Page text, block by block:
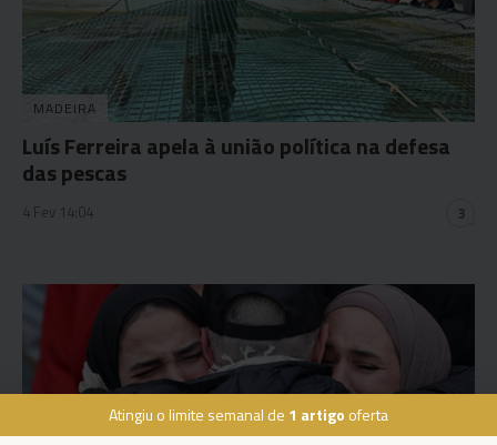
Atingiu o limite semanal de 1 artigo oferta
MADEIRA
Luís Ferreira apela à união política na defesa
das pescas
4 Fev 14:04 3